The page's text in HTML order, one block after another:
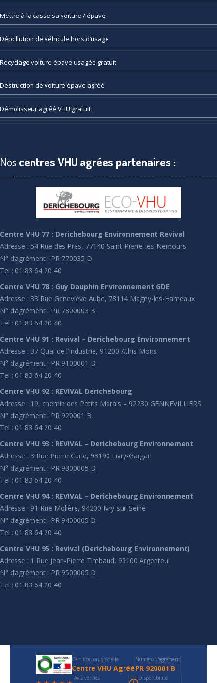
Mettre à la casse sa voiture / épave
Dépollution de véhicule hors d’usage
Recyclage voiture épave usagée gratuit
Destruction de voiture épave agréé
Démolisseur agréé VHU gratuit
Noscentres VHU agrées partenaires :
Centre VHU 77 : Derichebourg Environnement Revival
Adresse : 54 Rue des Prés, 77140 Saint-Pierre-lès-Nemours
N° d’agrément : PR 770035 D
Tel : 01 83 64 20 40
Centre VHU 78 : Guy Dauphin Environnement GDE
Adresse : 33 Rue Geneviève Aube, 78114 Magny-les-Hameaux
N° d’agrément : PR 7800003 B
Tel : 01 83 64 20 40
Centre VHU 91 : Revival – Derichebourg Environnement
Adresse : 37 Quai de l’Industrie, 91200 Athis-Mons
N° d’agrément : PR 9100001 D
Tel : 01 83 64 20 40
Centre VHU 92 : REVIVAL Derichebourg
Adresse : 19, chemin des Petits Marais – 92230 GENNEVILLIERS
N° d’agrément : PR 920001 B
Tel : 01 83 64 20 40
Centre VHU 93 : REVIVAL – Derichebourg Environnement
Adresse : 3 Rue Pierre Curie, 93190 Livry-Gargan
N° d’agrément : PR 9300005 D
Tel : 01 83 64 20 40
Centre VHU 94 : REVIVAL – Derichebourg Environnement
Adresse : 91 Rue Molière, 94200 Ivry-sur-Seine
N° d’agrément : PR 9400005 D
Tel : 01 83 64 20 40
Centre VHU 95 : Revival (Derichebourg Environnement)
Adresse : 1 Rue Jean-Pierre Timbaud, 95100 Argenteuil
N° d’agrément : PR 9500005 D
Tel : 01 83 64 20 40
Certification officielle
Centre VHU Agréé
Numéro d'agrément
PR 920001 B
Avis vérifiés Disponibilité